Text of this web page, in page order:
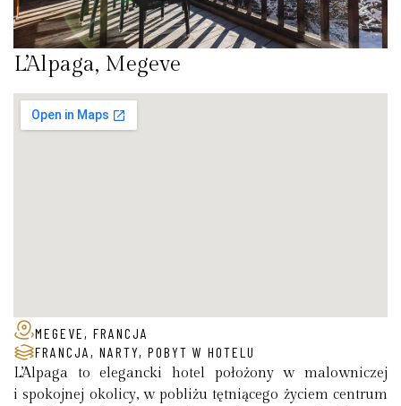
L’Alpaga, Megeve
MEGEVE, FRANCJA
FRANCJA , NARTY, POBYT W HOTELU
L’Alpaga to elegancki hotel położony w malowniczej
i spokojnej okolicy, w pobliżu tętniącego życiem centrum